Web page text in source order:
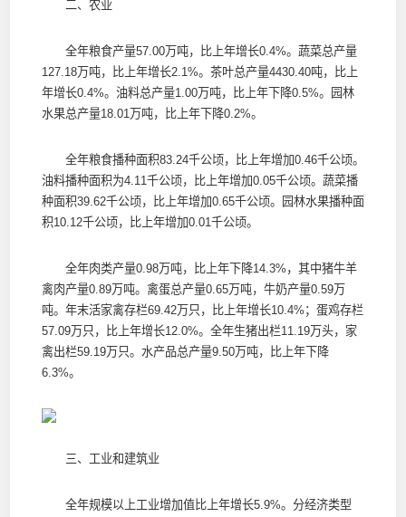
二、农业
全年粮食产量57.00万吨，比上年增长0.4%。蔬菜总产量
127.18万吨，比上年增长2.1%。茶叶总产量4430.40吨，比上
年增长0.4%。油料总产量1.00万吨，比上年下降0.5%。园林
水果总产量18.01万吨，比上年下降0.2%。
全年粮食播种面积83.24千公顷，比上年增加0.46千公顷。
油料播种面积为4.11千公顷，比上年增加0.05千公顷。蔬菜播
种面积39.62千公顷，比上年增加0.65千公顷。园林水果播种面
积10.12千公顷，比上年增加0.01千公顷。
全年肉类产量0.98万吨，比上年下降14.3%，其中猪牛羊
禽肉产量0.89万吨。禽蛋总产量0.65万吨，牛奶产量0.59万
吨。年末活家禽存栏69.42万只，比上年增长10.4%；蛋鸡存栏
57.09万只，比上年增长12.0%。全年生猪出栏11.19万头，家
禽出栏59.19万只。水产品总产量9.50万吨，比上年下降
6.3%。
三、工业和建筑业
全年规模以上工业增加值比上年增长5.9%。分经济类型